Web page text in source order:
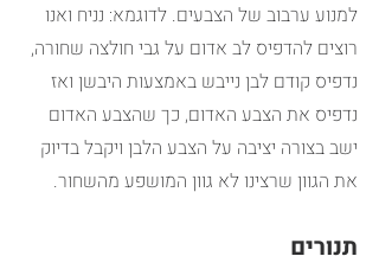
למנוע ערבוב של הצבעים. לדוגמא: נניח ואנו
רוצים להדפיס לב אדום על גבי חולצה שחורה,
נדפיס קודם לבן נייבש באמצעות היבשן ואז
נדפיס את הצבע האדום, כך שהצבע האדום
ישב בצורה יציבה על הצבע הלבן ויקבל בדיוק
את הגוון שרצינו לא גוון המושפע מהשחור.
תנורים